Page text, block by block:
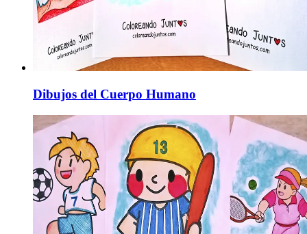
Dibujos del Cuerpo Humano